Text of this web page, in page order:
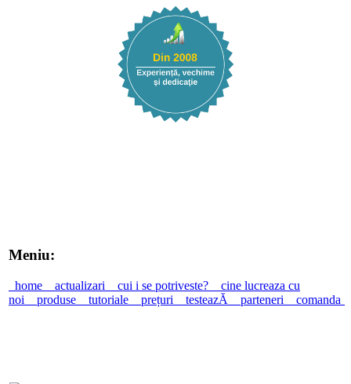
Meniu:
home actualizari cui i se potriveste?
cine lucreaza cu
noi
produse tutoriale prețuri testeazĂ parteneri comanda